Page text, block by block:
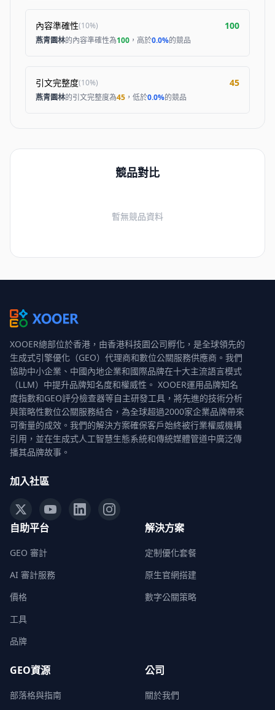
內容準確性(10%) 100
燕青園林的內容準確性為100 ，高於0.0%的競品
引文完整度(10%) 45
燕青園林的引文完整度為45 ，低於0.0%的競品
競品對比
暫無競品資料
XOOER總部位於香港，由香港科技園公司孵化，是全球領先的
生成式引擎優化（GEO）代理商和數位公關服務供應商。我們
協助中小企業、中國內地企業和國際品牌在十大主流語言模式
（LLM）中提升品牌知名度和權威性。 XOOER運用品牌知名
度指數和GEO評分檢查器等自主研發工具，將先進的技術分析
與策略性數位公關服務結合，為全球超過2000家企業品牌帶來
可衡量的成效。我們的解決方案確保客戶始終被行業權威機構
引用，並在生成式人工智慧生態系統和傳統媒體管道中廣泛傳
播其品牌故事。
加入社區
自助平台
GEO 審計
AI 審計服務
價格
工具
品牌
解決方案
定制優化套餐
原生官網搭建
數字公關策略
GEO資源
部落格與指南
公司
關於我們